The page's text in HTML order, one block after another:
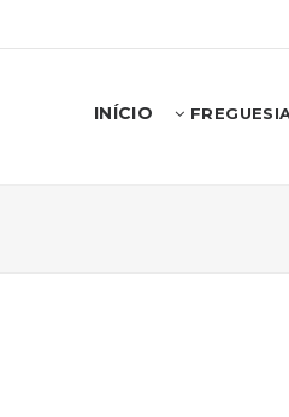
INÍCIO